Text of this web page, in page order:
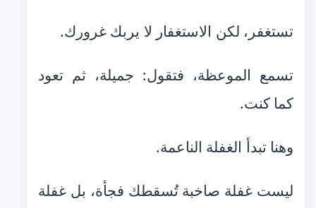
تستغفر، لكن الاستغفار لا يربك غرورك.
تسمع الموعظة، فتقول: جميلة، ثم تعود
كما كنت.
وهنا تبدأ الغفلة الناعمة.
ليست غفلة صاخبة تُسقطك فجأة، بل غفلة